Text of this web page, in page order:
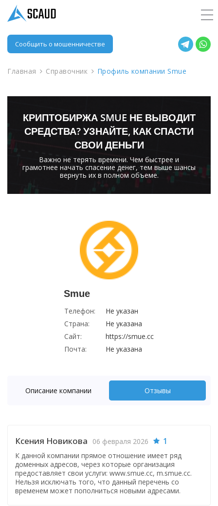
Сообщить о мошенничестве
Главная Справочник Профиль компании Smue
КРИПТОБИРЖА SMUE НЕ ВЫВОДИТ
СРЕДСТВА? УЗНАЙТЕ, КАК СПАСТИ
СВОИ ДЕНЬГИ
Важно не терять времени. Чем быстрее и
грамотнее начать спасение денег, тем выше шансы
вернуть их в полном объеме.
Smue
Телефон:
Не указан
Страна:
Не указана
Сайт:
https://smue.cc
Почта:
Не указана
Описание компании Отзывы
Ксения Новикова 06 февраля 2026 1
К данной компании прямое отношение имеет ряд
доменных адресов, через которые организация
предоставляет свои услуги: www.smue.cc, m.smue.cc.
Нельзя исключать того, что данный перечень со
временем может пополниться новыми адресами.